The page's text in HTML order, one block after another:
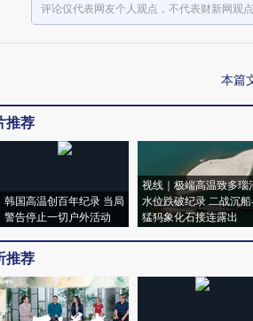
评论仅代表网友个人观点，不代表财新网观点
本篇
推荐
韩国高温创百年纪录 当局
警告停止一切户外活动
视线｜极端高温致多瑙
水位跌破纪录 二战沉
猛犸象化石接连露出
推荐